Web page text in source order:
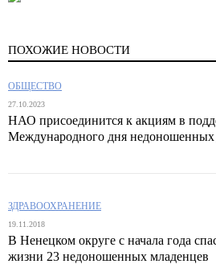
ПОХОЖИЕ НОВОСТИ
ОБЩЕСТВО
27.10.2023
НАО присоединится к акциям в
Международного дня недоношенных
ЗДРАВООХРАНЕНИЕ
19.11.2018
В Ненецком округе с начала года
жизни 23 недоношенных младенцев